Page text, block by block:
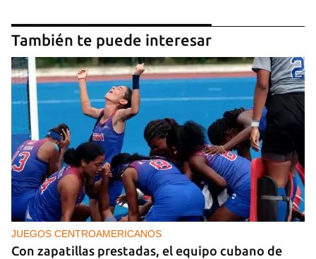
También te puede interesar
JUEGOS CENTROAMERICANOS
Con zapatillas prestadas, el equipo cubano de